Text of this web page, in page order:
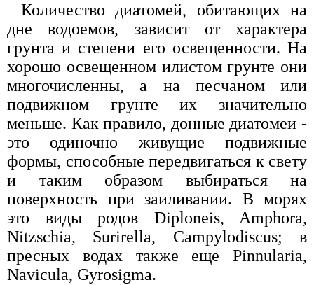
Количество диатомей, обитающих на
дне водоемов, зависит от характера
грунта и степени его освещенности. На
хорошо освещенном илистом грунте они
многочисленны, а на песчаном или
подвижном грунте их значительно
меньше. Как правило, донные диатомеи -
это одиночно живущие подвижные
формы, способные передвигаться к свету
и таким образом выбираться на
поверхность при заиливании. В морях
это виды родов Diploneis, Amphora,
Nitzschia, Surirella, Campylodiscus; в
пресных водах также еще Pinnularia,
Navicula, Gyrosigma.